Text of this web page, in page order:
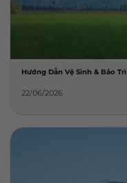
Hướng Dẫn Vệ Sinh & Bảo
22/06/2026